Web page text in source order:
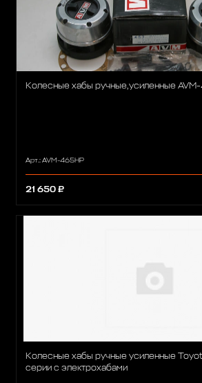
Колесные хабы ручные,усиленные
Арт.: AVM-465HP
21 650 ₽
Колесные хабы ручные усиленные
серии c электрохабами